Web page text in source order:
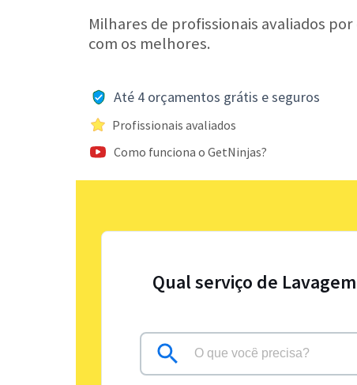
Milhares de profissionais avaliados
com os melhores.
Até 4 orçamentos grátis e seguros
Profissionais avaliados
Como funciona o GetNinjas?
Qual serviço de